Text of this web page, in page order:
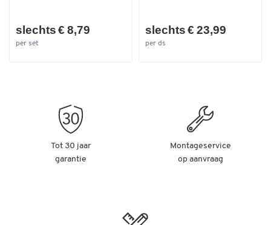
slechts € 8,79
per set
slechts € 23,99
per ds
Tot 30 jaar
garantie
Montageservice
op aanvraag